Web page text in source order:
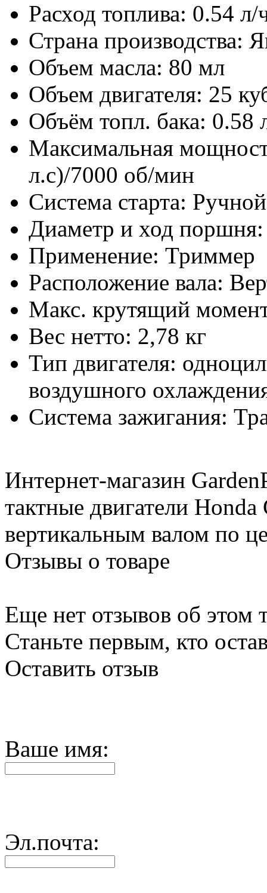
Расход топлива: 0.54
Страна производства:
Объем масла: 80 мл
Объем двигателя: 25
Объём топл. бака: 0.58
Максимальная
л.с)/7000 об/мин
Система старта:
Диаметр и ход
Применение: Триммер
Расположение вала:
Макс. крутящий
Вес нетто: 2,78 кг
Тип двигателя:
воздушного
Система зажигания:
Интернет-магазин
тактные двигатели
вертикальным валом по
Отзывы о товаре
Еще нет отзывов об этом
Станьте первым, кто
Оставить отзыв
Ваше имя:
Эл.почта: